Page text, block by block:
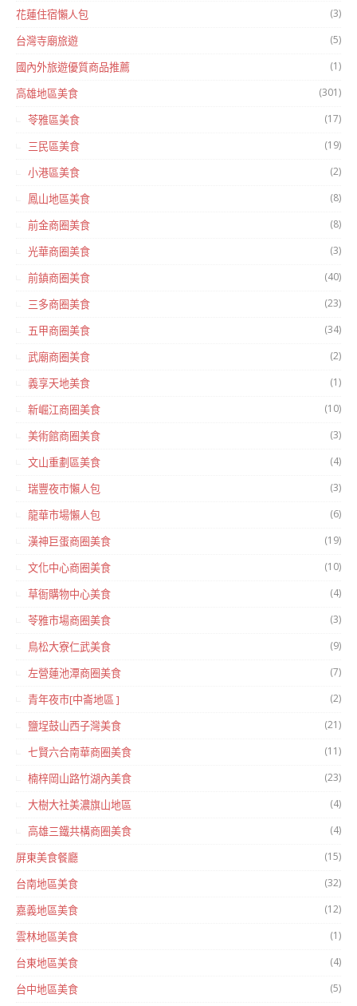
花蓮住宿懶人包 (3)
台灣寺廟旅遊 (5)
國內外旅遊優質商品推薦 (1)
高雄地區美食 (301)
苓雅區美食 (17)
三民區美食 (19)
小港區美食 (2)
鳳山地區美食 (8)
前金商圈美食 (8)
光華商圈美食 (3)
前鎮商圈美食 (40)
三多商圈美食 (23)
五甲商圈美食 (34)
武廟商圈美食 (2)
義享天地美食 (1)
新崛江商圈美食 (10)
美術館商圈美食 (3)
文山重劃區美食 (4)
瑞豐夜市懶人包 (3)
龍華市場懶人包 (6)
漢神巨蛋商圈美食 (19)
文化中心商圈美食 (10)
草衙購物中心美食 (4)
苓雅市場商圈美食 (3)
鳥松大寮仁武美食 (9)
左營蓮池潭商圈美食 (7)
青年夜市[中崙地區 ] (2)
鹽埕鼓山西子灣美食 (21)
七賢六合南華商圈美食 (11)
楠梓岡山路竹湖內美食 (23)
大樹大社美濃旗山地區 (4)
高雄三鐵共構商圈美食 (4)
屏東美食餐廳 (15)
台南地區美食 (32)
嘉義地區美食 (12)
雲林地區美食 (1)
台東地區美食 (4)
台中地區美食 (5)